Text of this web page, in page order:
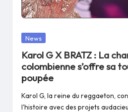
Posted
News
Karol G X BRATZ : La
colombienne s’offre sa
poupée
Karol G, la reine du reggaeton,
l'histoire avec des projets